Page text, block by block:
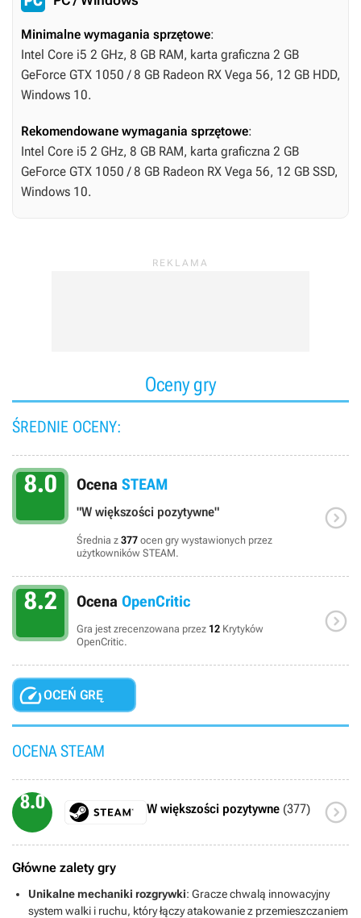
Minimalne wymagania sprzętowe:
Intel Core i5 2 GHz, 8 GB RAM, karta graficzna 2 GB
GeForce GTX 1050 / 8 GB Radeon RX Vega 56, 12 GB HDD,
Windows 10.
Rekomendowane wymagania sprzętowe:
Intel Core i5 2 GHz, 8 GB RAM, karta graficzna 2 GB
GeForce GTX 1050 / 8 GB Radeon RX Vega 56, 12 GB SSD,
Windows 10.
Oceny gry
ŚREDNIE OCENY:
8.0 Ocena STEAM
"W większości pozytywne"
Średnia z 377 ocen gry wystawionych przez
użytkowników STEAM.

8.2 Ocena OpenCritic
Gra jest zrecenzowana przez 12 Krytyków
OpenCritic.

OCEŃ GRĘ
OCENA STEAM
8.0 W większości pozytywne (377) 
Główne zalety gry
Unikalne mechaniki rozgrywki: Gracze chwalą innowacyjny
system walki i ruchu, który łączy atakowanie z przemieszczaniem